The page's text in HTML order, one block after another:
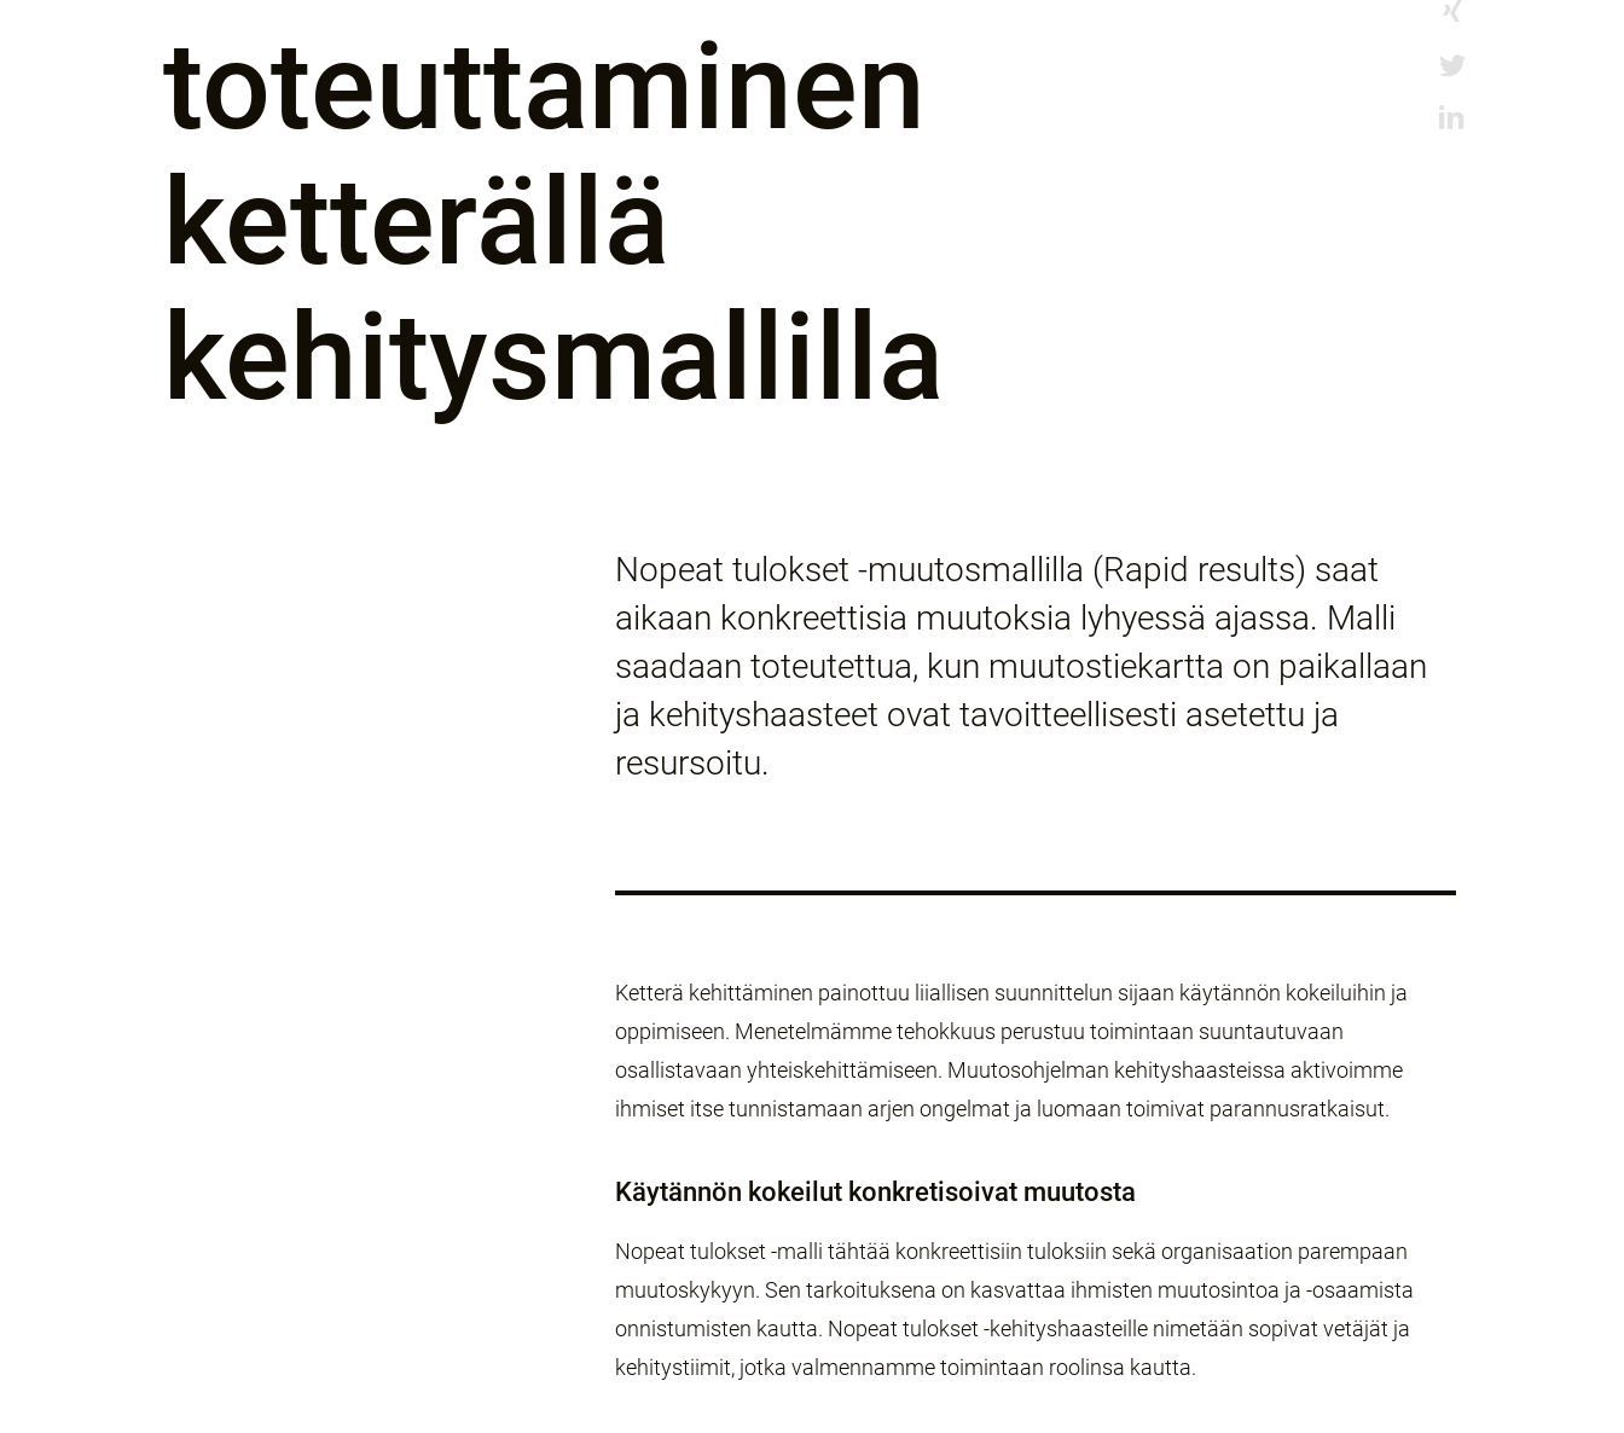
toteuttaminen
ketterällä
kehitysmallilla
Nopeat tulokset -muutosmallilla (Rapid results) saat
aikaan konkreettisia muutoksia lyhyessä ajassa. Malli
saadaan toteutettua, kun muutostiekartta on paikallaan
ja kehityshaasteet ovat tavoitteellisesti asetettu ja
resursoitu.
Ketterä kehittäminen painottuu liiallisen suunnittelun sijaan käytännön kokeiluihin ja
oppimiseen. Menetelmämme tehokkuus perustuu toimintaan suuntautuvaan
osallistavaan yhteiskehittämiseen. Muutosohjelman kehityshaasteissa aktivoimme
ihmiset itse tunnistamaan arjen ongelmat ja luomaan toimivat parannusratkaisut.
Käytännön kokeilut konkretisoivat muutosta
Nopeat tulokset -malli tähtää konkreettisiin tuloksiin sekä organisaation parempaan
muutoskykyyn. Sen tarkoituksena on kasvattaa ihmisten muutosintoa ja -osaamista
onnistumisten kautta. Nopeat tulokset -kehityshaasteille nimetään sopivat vetäjät ja
kehitystiimit, jotka valmennamme toimintaan roolinsa kautta.